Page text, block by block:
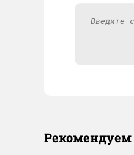
Рекомендуем